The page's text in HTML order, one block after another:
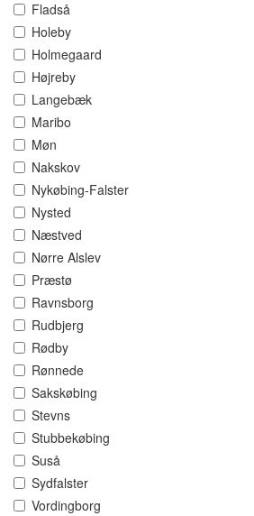
Fladså
Holeby
Holmegaard
Højreby
Langebæk
Maribo
Møn
Nakskov
Nykøbing-Falster
Nysted
Næstved
Nørre Alslev
Præstø
Ravnsborg
Rudbjerg
Rødby
Rønnede
Sakskøbing
Stevns
Stubbekøbing
Suså
Sydfalster
Vordingborg